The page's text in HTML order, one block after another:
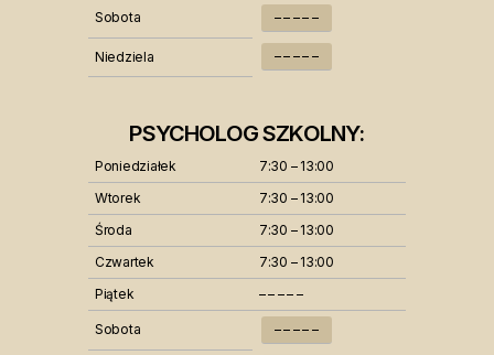
Sobota – – – – –
Niedziela – – – – –
PSYCHOLOG SZKOLNY:
Poniedziałek
7:30 – 13:00
Wtorek
7:30 – 13:00
Środa
7:30 – 13:00
Czwartek
7:30 – 13:00
Piątek
– – – – –
Sobota – – – – –